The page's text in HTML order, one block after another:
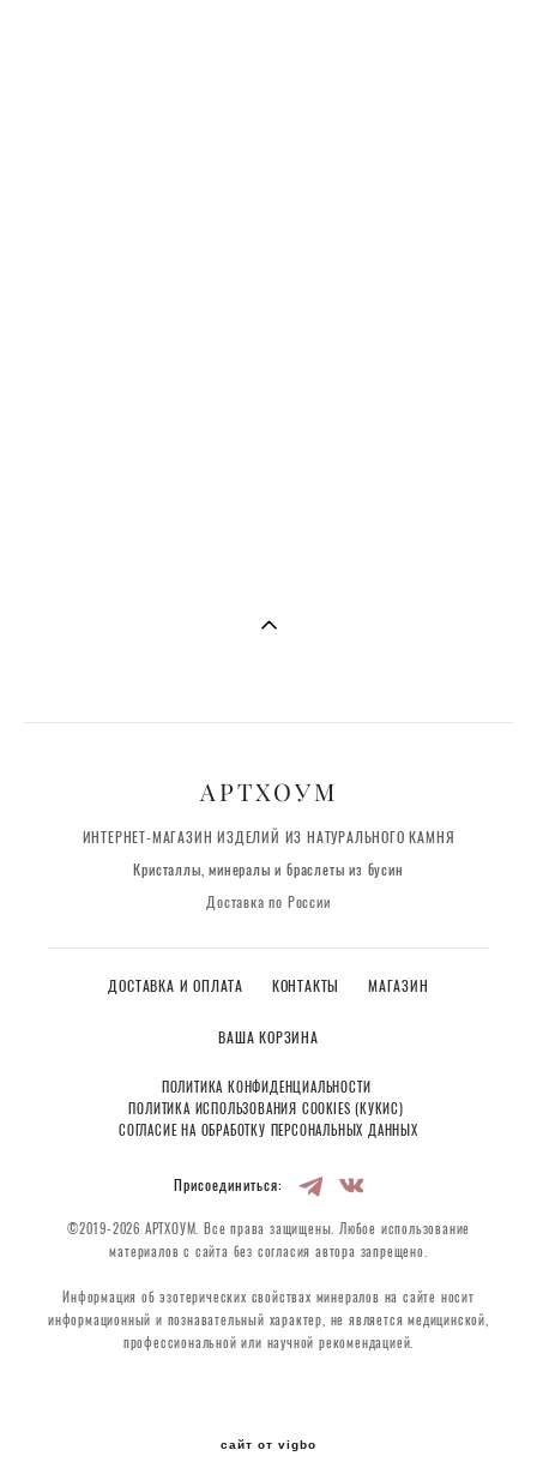
АРТХОУМ
ИНТЕРНЕТ-МАГАЗИН ИЗДЕЛИЙ ИЗ НАТУРАЛЬНОГО КАМНЯ
Кристаллы, минералы и браслеты из бусин
Доставка по России
ДОСТАВКА И ОПЛАТА КОНТАКТЫ МАГАЗИН
ВАША КОРЗИНА
ПОЛИТИКА КОНФИДЕНЦИАЛЬНОСТИ
ПОЛИТИКА ИСПОЛЬЗОВАНИЯ COOKIES (КУКИС)
СОГЛАСИЕ НА ОБРАБОТКУ ПЕРСОНАЛЬНЫХ ДАННЫХ
Присоединиться:
©2019-2026 АРТХОУМ. Все права защищены. Любое использование
материалов с сайта без согласия автора запрещено.
Информация об эзотерических свойствах минералов на сайте носит
информационный и познавательный характер, не является медицинской,
профессиональной или научной рекомендацией.
сайт от vigbo